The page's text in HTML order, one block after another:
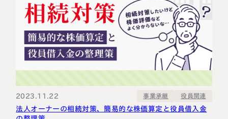
2023.11.22 事業承継 役員関連
法人オーナーの相続対策、簡易的な株価算定と役員借入金